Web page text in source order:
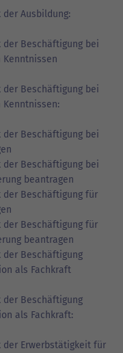
Ausbildung:
Beschäftigung bei
Beschäftigung bei
Beschäftigung bei
Beschäftigung bei
beantragen
Beschäftigung für
Beschäftigung für
beantragen
Beschäftigung
als Fachkraft
Beschäftigung
als Fachkraft:
der Erwerbstätigkeit für